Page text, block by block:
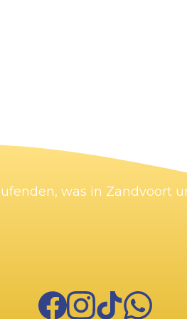
Karte vergrößern
was in Zandvoort
FacebookInstagram
TikTokWhatsApp